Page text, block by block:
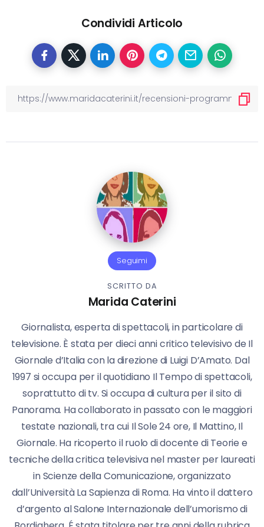
Condividi Articolo
Seguimi
SCRITTO DA
Marida Caterini
Giornalista, esperta di spettacoli, in particolare di
televisione. È stata per dieci anni critico televisivo de Il
Giornale d’Italia con la direzione di Luigi D’Amato. Dal
1997 si occupa per il quotidiano Il Tempo di spettacoli,
soprattutto di tv. Si occupa di cultura per il sito di
Panorama. Ha collaborato in passato con le maggiori
testate nazionali, tra cui Il Sole 24 ore, Il Mattino, Il
Giornale. Ha ricoperto il ruolo di docente di Teorie e
tecniche della critica televisiva nel master per laureati
in Scienze della Comunicazione, organizzato
dall’Università La Sapienza di Roma. Ha vinto il dattero
d’argento al Salone Internazionale dell’umorismo di